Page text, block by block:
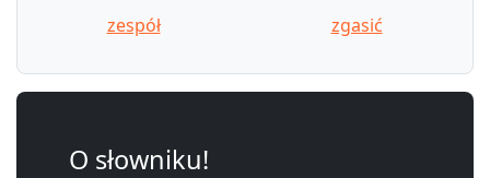
zespół
zgasić
O słowniku!